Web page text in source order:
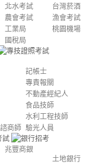
北水考試
台灣菸酒
農會考試
漁會考試
工業局
桃園機場
國稅局
記帳士
專責報關
不動產經紀人
食品技師
水利工程技師
商師 驗光人員
兆豐商銀
土地銀行